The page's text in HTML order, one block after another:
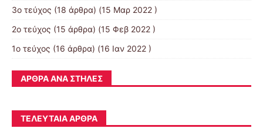
3ο τεύχος (18 άρθρα) (15 Μαρ 2022 )
2ο τεύχος (15 άρθρα) (15 Φεβ 2022 )
1ο τεύχος (16 άρθρα) (16 Ιαν 2022 )
ΆΡΘΡΑ ΑΝΆ ΣΤΉΛΕΣ
ΤΕΛΕΥΤΑΊΑ ΆΡΘΡΑ